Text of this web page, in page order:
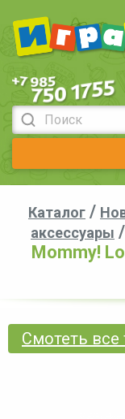
Каталог /
аксессуары /
Mommy!
Смотеть все